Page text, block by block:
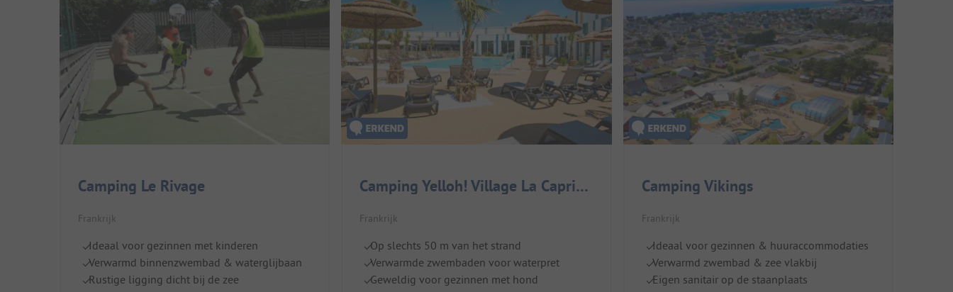
Camping Le Rivage
Frankrijk
Ideaal voor gezinnen met kinderen
Verwarmd binnenzwembad & waterglijbaan
Rustige ligging dicht bij de zee
Camping Yelloh! Village La Capricieuse
Frankrijk
Op slechts 50 m van het strand
Verwarmde zwembaden voor waterpret
Geweldig voor gezinnen met hond
Camping Vikings
Frankrijk
Ideaal voor gezinnen & huuraccommodaties
Verwarmd zwembad & zee vlakbij
Eigen sanitair op de staanplaats